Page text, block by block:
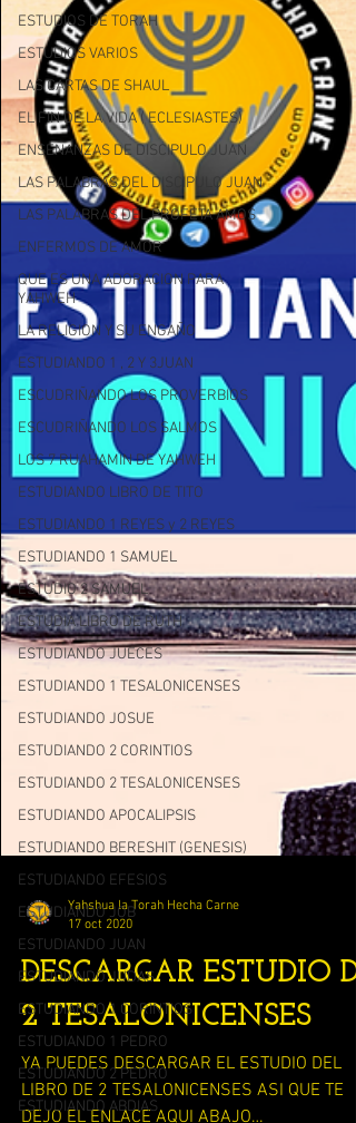
ESTUDIOS DE TORAH
ESTUDIOS VARIOS
LAS CARTAS DE SHAUL
EL FIN DE LA VIDA ( ECLESIASTES)
ENSEÑANZAS DE DISCIPULO JUAN
LAS PALABRAS DEL DISCIPULO JUAN
LAS PALABRAS DEL PROFETA AMOS
ENFERMOS DE AMOR
QUE ES UNA ADORACION PARA
YAHWEH
LA RELIGION Y SU ENGAÑO
ESTUDIANDO 1 , 2 Y 3JUAN
ESCUDRIÑANDO LOS PROVERBIOS
ESCUDRIÑANDO LOS SALMOS
LOS 7 RUAHAMIN DE YAHWEH
ESTUDIANDO LIBRO DE TITO
ESTUDIANDO 1 REYES y 2 REYES
ESTUDIANDO 1 SAMUEL
ESTUDIO 2 SAMUEL
ESTUDIA LIBRO DE RUTH
ESTUDIANDO JUECES
ESTUDIANDO 1 TESALONICENSES
ESTUDIANDO JOSUE
ESTUDIANDO 2 CORINTIOS
ESTUDIANDO 2 TESALONICENSES
ESTUDIANDO APOCALIPSIS
ESTUDIANDO BERESHIT (GENESIS)
ESTUDIANDO EFESIOS
ESTUDIANDO JOB
ESTUDIANDO JUAN
ESTUDIANDO JUDAS
ESTUDIANDO 1 CORINTIOS
ESTUDIANDO 1 PEDRO
ESTUDIANDO 2 PEDRO
ESTUDIANDO ABDIAS
Yahshua la Torah Hecha Carne
17 oct 2020
DESCARGAR ESTUDIO
2 TESALONICENSES